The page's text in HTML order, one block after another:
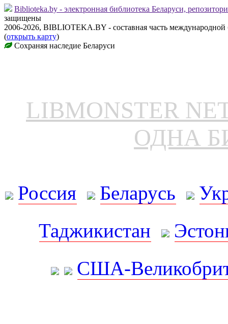
Biblioteka.by - электронная библиотека Беларуси,
защищены
2006-2026, BIBLIOTEKA.BY - составная часть
(открыть карту)
Сохраняя наследие Беларуси
LIBMONSTER
ОДНА
Россия Беларусь
Таджикистан
США-